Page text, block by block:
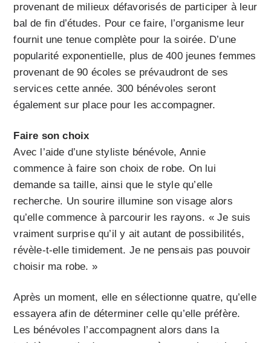
provenant de milieux défavorisés de participer à leur
bal de fin d’études. Pour ce faire, l’organisme leur
fournit une tenue complète pour la soirée. D’une
popularité exponentielle, plus de 400 jeunes femmes
provenant de 90 écoles se prévaudront de ses
services cette année. 300 bénévoles seront
également sur place pour les accompagner.
Faire son choix
Avec l’aide d’une styliste bénévole, Annie
commence à faire son choix de robe. On lui
demande sa taille, ainsi que le style qu’elle
recherche. Un sourire illumine son visage alors
qu’elle commence à parcourir les rayons. « Je suis
vraiment surprise qu’il y ait autant de possibilités,
révèle-t-elle timidement. Je ne pensais pas pouvoir
choisir ma robe. »
Après un moment, elle en sélectionne quatre, qu’elle
essayera afin de déterminer celle qu’elle préfère.
Les bénévoles l’accompagnent alors dans la